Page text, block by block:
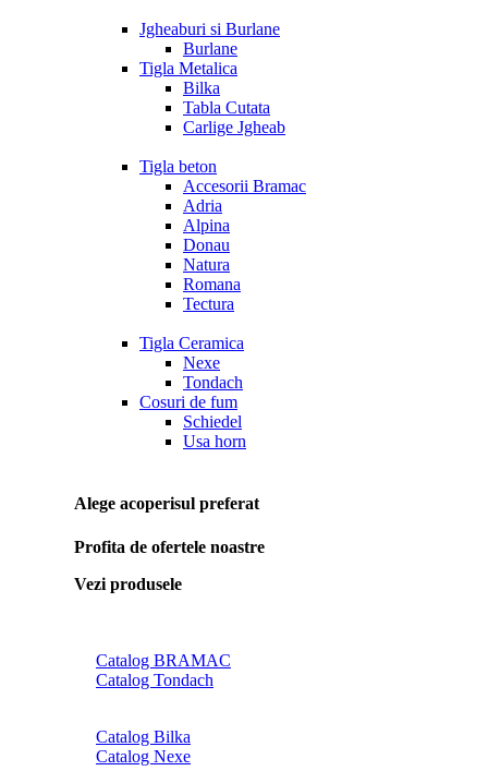
Jgheaburi si Burlane
Burlane
Tigla Metalica
Bilka
Tabla Cutata
Carlige Jgheab
Tigla beton
Accesorii Bramac
Adria
Alpina
Donau
Natura
Romana
Tectura
Tigla Ceramica
Nexe
Tondach
Cosuri de fum
Schiedel
Usa horn
Alege acoperisul preferat
Profita de ofertele noastre
Vezi produsele
Catalog BRAMAC
Catalog Tondach
Catalog Bilka
Catalog Nexe